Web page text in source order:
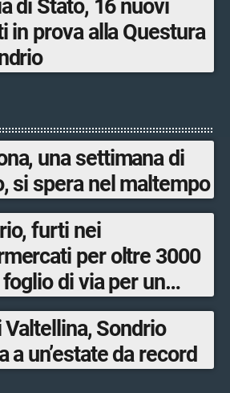
di Stato, 16 nuovi
in prova alla Questura
una settimana di
si spera nel maltempo
furti nei
per oltre 3000
di via per un
Valtellina, Sondrio
a un’estate da record